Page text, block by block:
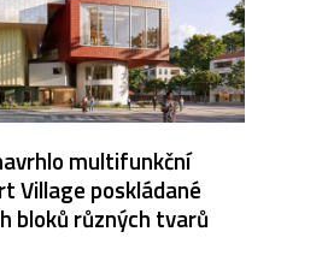
multifunkční
Village poskládané
bloků různých tvarů